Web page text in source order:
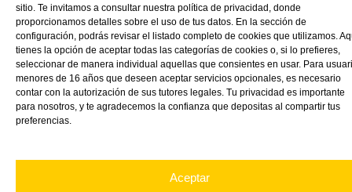
sitio. Te invitamos a consultar nuestra política de privacidad, donde
proporcionamos detalles sobre el uso de tus datos. En la sección de
configuración, podrás revisar el listado completo de cookies que utilizamos.
tienes la opción de aceptar todas las categorías de cookies o, si lo prefieres,
seleccionar de manera individual aquellas que consientes en usar. Para
menores de 16 años que deseen aceptar servicios opcionales, es necesario
contar con la autorización de sus tutores legales. Tu privacidad es importante
para nosotros, y te agradecemos la confianza que depositas al compartir tus
preferencias.
Aceptar